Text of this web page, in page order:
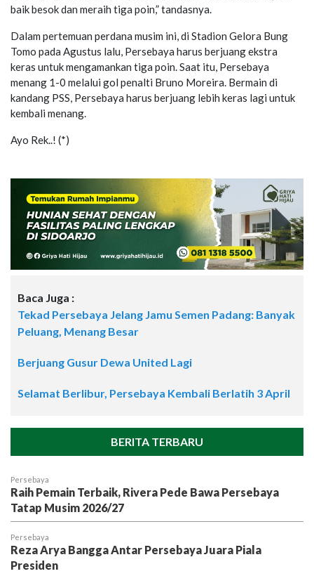
baik besok dan meraih tiga poin,” tandasnya.
Dalam pertemuan perdana musim ini, di Stadion Gelora Bung
Tomo pada Agustus lalu, Persebaya harus berjuang ekstra
keras untuk mengamankan tiga poin. Saat itu, Persebaya
menang 1-0 melalui gol penalti Bruno Moreira. Bermain di
kandang PSS, Persebaya harus berjuang lebih keras lagi untuk
kembali menang.
Ayo Rek..! (*)
Baca Juga :
Tekad Persebaya Jelang Jamu Semen Padang: Banyak
Peluang, Menang Besar
Berjuang Gusur Dewa United Lagi
Selamat Berlibur, Persebaya Kembali Berlatih 3 April
BERITA TERBARU
Persebaya
Raih Pemain Terbaik, Rivera Pede Bawa Persebaya
Tatap Musim 2026/27
Persebaya
Reza Arya Bangga Antar Persebaya Juara Piala
Presiden